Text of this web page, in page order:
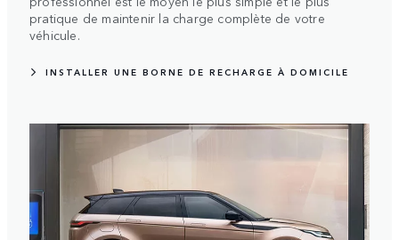
pratique de maintenir la charge complète de votre
véhicule.
INSTALLER UNE BORNE DE RECHARGE À DOMICILE